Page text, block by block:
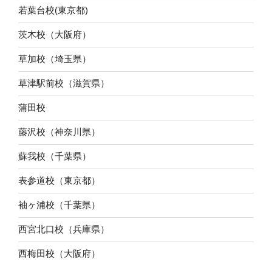
若葉台校(東京都)
茨木校（大阪府）
草加校（埼玉県）
草津駅前校（滋賀県）
蒲田校
藤沢校（神奈川県）
蘇我校（千葉県）
表参道校（東京都）
袖ヶ浦校（千葉県）
西宮北口校（兵庫県）
西梅田校（大阪府）